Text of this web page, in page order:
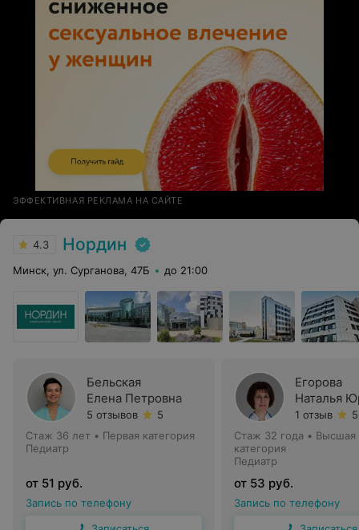
ЭФФЕКТИВНАЯ РЕКЛАМА НА САЙТЕ
4.3 Нордин
Минск, ул. Сурганова, 47Б до 21:00
Бельская
Елена Петровна
5 отзывов
5
Стаж 36 лет • Первая категория
Педиатр
от 51 руб.
Запись по телефону
Егорова
Наталья
1 отзыв
5
Стаж 32 года • Высшая
категория
Педиатр
от 53 руб.
Запись по телефону